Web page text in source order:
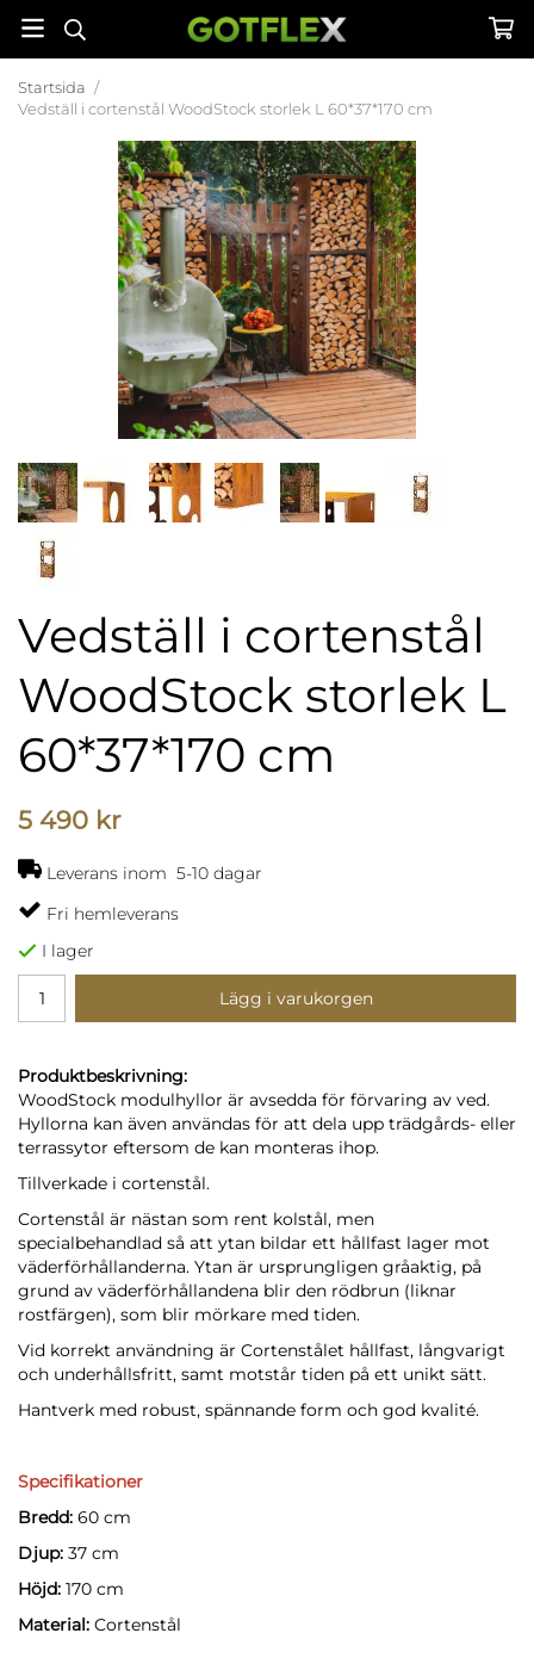
Startsida /
Vedställ i cortenstål WoodStock storlek L 60*37*170 cm
Vedställ i cortenstål
WoodStock storlek L
60*37*170 cm
5 490 kr
Leverans inom 5-10 dagar
Fri hemleverans
I lager
Lägg i varukorgen
Produktbeskrivning:
WoodStock modulhyllor är avsedda för förvaring av ved.
Hyllorna kan även användas för att dela upp trädgårds- eller
terrassytor eftersom de kan monteras ihop.
Tillverkade i cortenstål.
Cortenstål är nästan som rent kolstål, men
specialbehandlad så att ytan bildar ett hållfast lager mot
väderförhållanderna. Ytan är ursprungligen gråaktig, på
grund av väderförhållandena blir den rödbrun (liknar
rostfärgen), som blir mörkare med tiden.
Vid korrekt användning är Cortenstålet hållfast, långvarigt
och underhållsfritt, samt motstår tiden på ett unikt sätt.
Hantverk med robust, spännande form och god kvalité.
Specifikationer
Bredd: 60 cm
Djup: 37 cm
Höjd: 170 cm
Material: Cortenstål